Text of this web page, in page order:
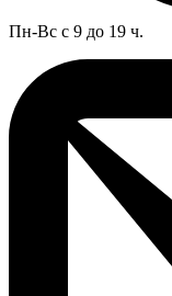
Пн-Вс с 9 до 19 ч.